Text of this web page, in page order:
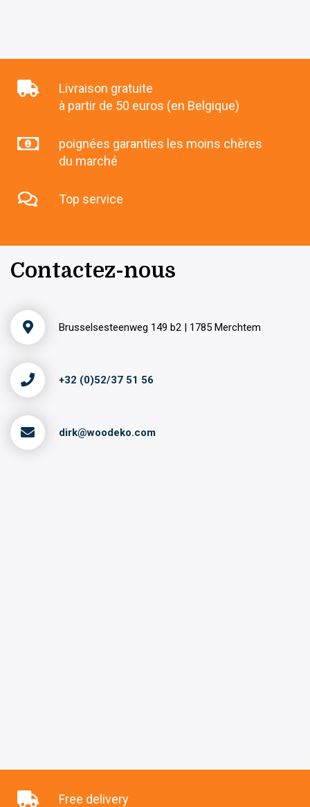
Livraison gratuite
à partir de 50 euros (en Belgique)
poignées garanties les moins chères
du marché
Top service
Contactez-nous
Brusselsesteenweg 149 b2 | 1785 Merchtem
+32 (0)52/37 51 56
dirk@woodeko.com
Free delivery